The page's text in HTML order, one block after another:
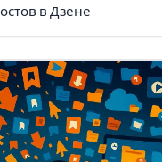
в Дзене